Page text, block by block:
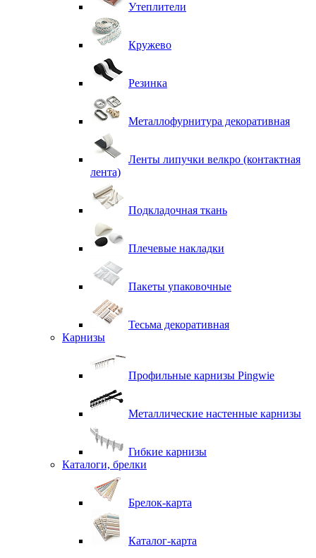
Утеплители
Кружево
Резинка
Металлофурнитура декоративная
Ленты липучки велкро (контактная
лента)
Подкладочная ткань
Плечевые накладки
Пакеты упаковочные
Тесьма декоративная
Карнизы
Профильные карнизы Pingwie
Металлические настенные карнизы
Гибкие карнизы
Каталоги, брелки
Брелок-карта
Каталог-карта